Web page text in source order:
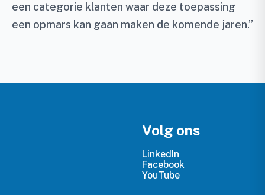
een categorie klanten waar deze toepassing
een opmars kan gaan maken de komende jaren.”
Volg ons
LinkedIn
Facebook
YouTube